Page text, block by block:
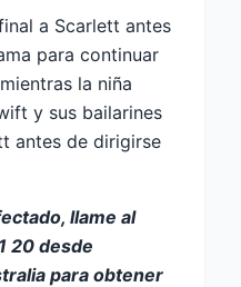
a Scarlett antes
para continuar
la niña
y sus bailarines
antes de dirigirse
llame al
20 desde
para obtener